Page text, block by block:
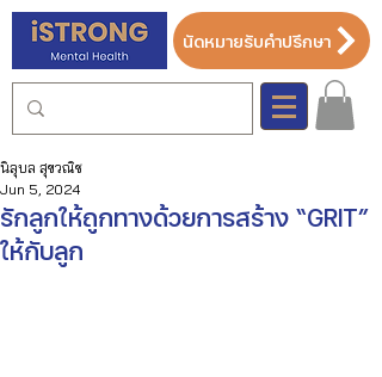
นัดหมายรับคำปรึกษา
รักลูกให้ถูกทางด้วยการสร้าง “GRIT”
ให้กับลูก
นิลุบล สุขวณิช
Jun 5, 2024